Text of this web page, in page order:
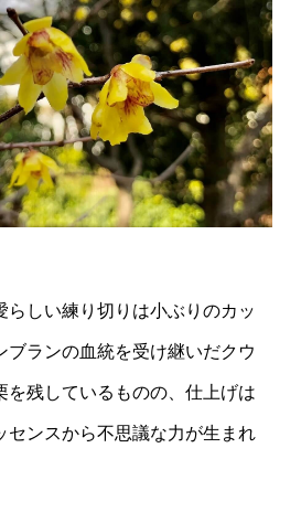
しい練り切りは小ぶりのカッ
ランの血統を受け継いだクウ
を残しているものの、仕上げは
ンスから不思議な力が生まれ